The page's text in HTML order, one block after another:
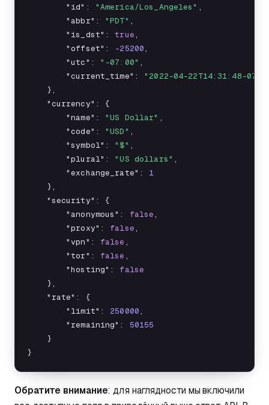
        "id":
"America/Los_Angeles" ,
        "abbr":
"PDT" ,
        "is_dst":
true,
        "offset":
-25200,
        "utc":
"-07:00" ,
        "current_time":
"2022-04-22T14:31:48-
    },
    "currency": {
        "name":
"US Dollar" ,
        "code":
"USD" ,
        "symbol":
"$" ,
        "plural":
"US dollars" ,
        "exchange_rate":
1
    },
    "security": {
        "anonymous":
false,
        "proxy":
false,
        "vpn":
false ,
        "tor":
false ,
        "hosting":
false
    },
    "rate": {
        "limit":
250000,
        "remaining":
50155
    }
}
Обратите внимание: для наглядности мы включили